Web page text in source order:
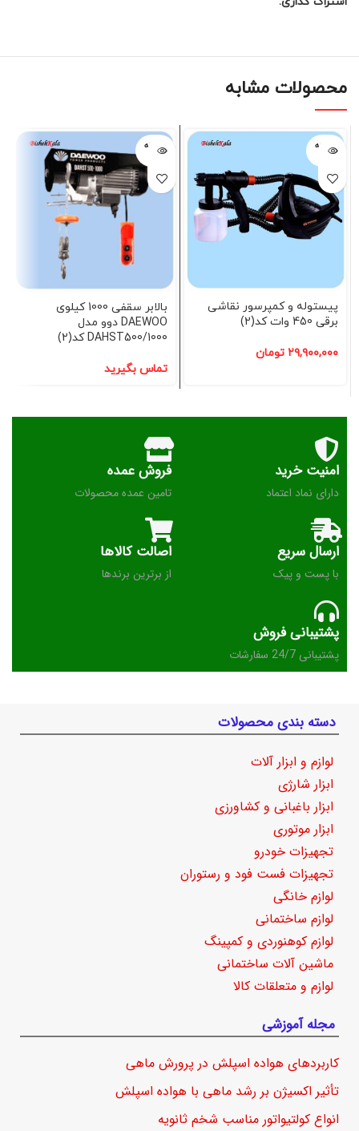
محصولات مشابه
فروخته
شده
پیستوله و کمپرسور نقاشی
برقی 450 وات کد(2)
۲۹,۹۰۰,۰۰۰ تومان
فروخته
شده
بالابر سقفی 1000 کیلوی
DAEWOO دوو مدل
DAHST500/1000 کد(2)
تماس بگیرید
امنیت خرید
دارای نماد اعتماد
فروش عمده
تامین عمده محصولات
ارسال سریع
با پست و پیک
اصالت کالاها
از برترین برندها
پشتیبانی فروش
پشتیبانی 24/7 سفارشات
دسته بندی محصولات
لوازم و ابزار آلات
ابزار شارژی
ابزار باغبانی و کشاورزی
ابزار موتوری
تجهیزات خودرو
تجهیزات فست فود و رستوران
لوازم خانگی
لوازم ساختمانی
لوازم کوهنوردی و کمپینگ
ماشین آلات ساختمانی
لوازم و متعلقات کالا
مجله آموزشی
کاربردهای هواده اسپلش در پرورش ماهی
تأثیر اکسیژن بر رشد ماهی با هواده اسپلش
انواع کولتیواتور مناسب شخم ثانویه